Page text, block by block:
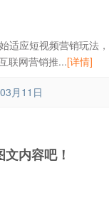
应短视频营销玩法
联网营销推...[详情]
月11日
内容吧！